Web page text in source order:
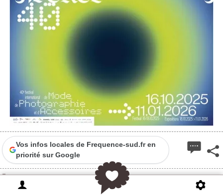
Vos infos locales de Frequence-sud.fr en
priorité sur Google
Le Festival International de Mode, de
Photographie et d'Accessoires de Mode fête